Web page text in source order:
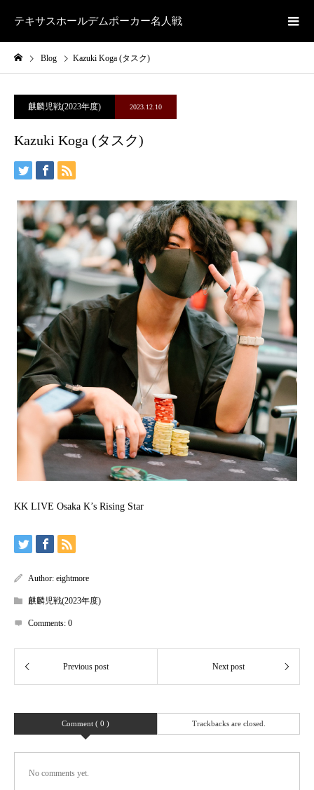
テキサスホールデムポーカー名人戦
Blog Kazuki Koga (タスク)
麒麟児戦(2023年度) 2023.12.10
Kazuki Koga (タスク)
KK LIVE Osaka K’s Rising Star
Author: eightmore
麒麟児戦(2023年度)
Comments: 0
Comment ( 0 ) Trackbacks are closed.
No comments yet.